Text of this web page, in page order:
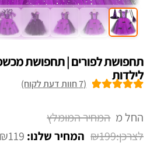
תחפושת לפורים | תחפושת
לילדות
לקוחות
(
7חוות דעת לקוח)
החל מ
₪199
₪119